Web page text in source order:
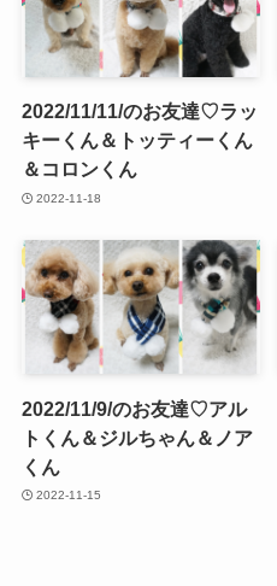
2022/11/11/のお友達♡ラッ
キーくん＆トッティーくん
＆コロンくん
2022-11-18
2022/11/9/のお友達♡アル
トくん＆ジルちゃん＆ノア
くん
2022-11-15